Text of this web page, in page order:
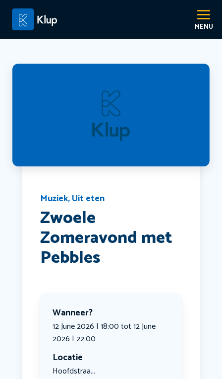
Muziek,Uit eten
Zwoele
Zomeravond met
Pebbles
Wanneer?
12 June 2026 | 18:00 tot 12 June
2026 | 22:00
Locatie
Hoofdstraa...